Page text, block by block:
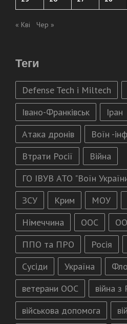
« Кві Чер »
Теги
Defense Tech і Miltech
Івано-Франківськ
Іран
Атака дронів
Воїн -
Втрати Росії
Війна
ГО ІВУВ АТО "Воїн
ЗСУ
Крим МОУ
Німеччина
ООС
ППО та ПРО
Росія
Сусіди
Україна
ветерани ООС
війна з
військова допомога